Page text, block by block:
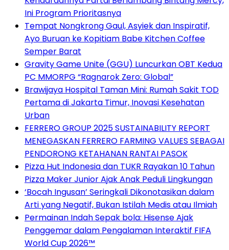
Ini Program Prioritasnya
Tempat Nongkrong Gaul, Asyiek dan Inspiratif,
Ayo Buruan ke Kopitiam Babe Kitchen Coffee
Semper Barat
Gravity Game Unite (GGU) Luncurkan OBT Kedua
PC MMORPG “Ragnarok Zero: Global”
Brawijaya Hospital Taman Mini: Rumah Sakit TOD
Pertama di Jakarta Timur, Inovasi Kesehatan
Urban
FERRERO GROUP 2025 SUSTAINABILITY REPORT
MENEGASKAN FERRERO FARMING VALUES SEBAGAI
PENDORONG KETAHANAN RANTAI PASOK
Pizza Hut Indonesia dan TUKR Rayakan 10 Tahun
Pizza Maker Junior Ajak Anak Peduli Lingkungan
‘Bocah Ingusan’ Seringkali Dikonotasikan dalam
Arti yang Negatif, Bukan Istilah Medis atau Ilmiah
Permainan Indah Sepak bola: Hisense Ajak
Penggemar dalam Pengalaman Interaktif FIFA
World Cup 2026™